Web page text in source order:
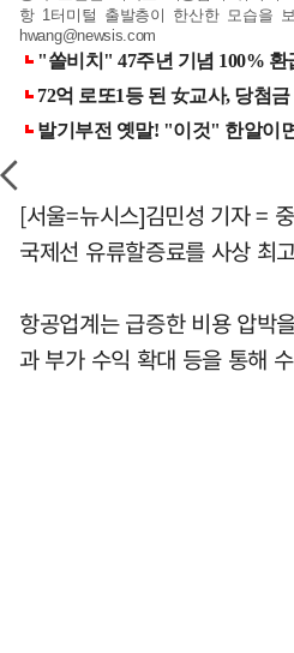
항 1터미털 출발층이 한산한 모습을
hwang@newsis.com
[서울=뉴시스]김민성 기자 =
국제선 유류할증료를 사상 최
항공업계는 급증한 비용 압박
과 부가 수익 확대 등을 통해